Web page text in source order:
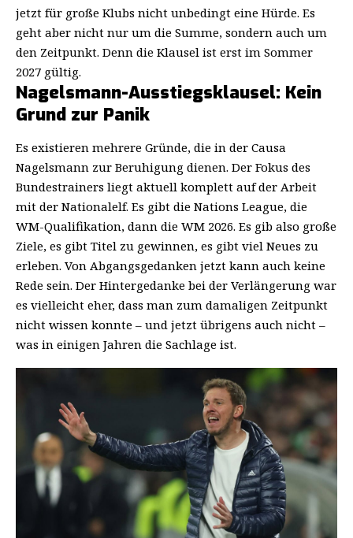
jetzt für große Klubs nicht unbedingt eine Hürde. Es
geht aber nicht nur um die Summe, sondern auch um
den Zeitpunkt. Denn die Klausel ist erst im Sommer
2027 gültig.
Nagelsmann-Ausstiegsklausel: Kein
Grund zur Panik
Es existieren mehrere Gründe, die in der Causa
Nagelsmann zur Beruhigung dienen. Der Fokus des
Bundestrainers liegt aktuell komplett auf der Arbeit
mit der Nationalelf. Es gibt die Nations League, die
WM-Qualifikation, dann die WM 2026. Es gib also große
Ziele, es gibt Titel zu gewinnen, es gibt viel Neues zu
erleben. Von Abgangsgedanken jetzt kann auch keine
Rede sein. Der Hintergedanke bei der Verlängerung war
es vielleicht eher, dass man zum damaligen Zeitpunkt
nicht wissen konnte – und jetzt übrigens auch nicht –
was in einigen Jahren die Sachlage ist.